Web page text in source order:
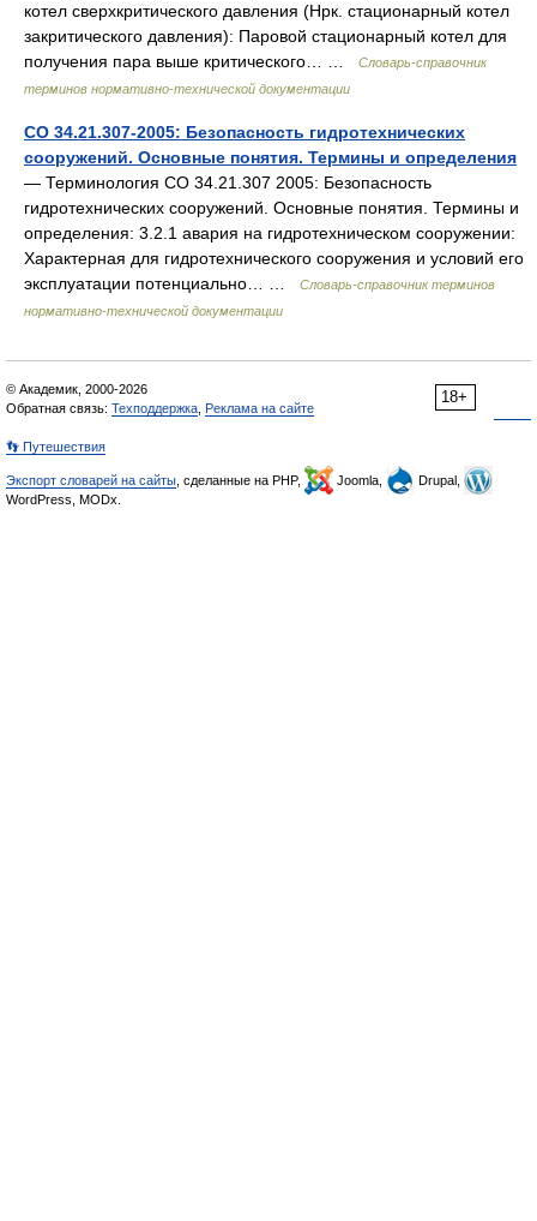
котел сверхкритического давления (Нрк. стационарный котел
закритического давления): Паровой стационарный котел для
получения пара выше критического… …
Словарь-справочник
терминов нормативно-технической документации
СО 34.21.307-2005: Безопасность гидротехнических
сооружений. Основные понятия. Термины и определения
— Терминология СО 34.21.307 2005: Безопасность
гидротехнических сооружений. Основные понятия. Термины и
определения: 3.2.1 авария на гидротехническом сооружении:
Характерная для гидротехнического сооружения и условий его
эксплуатации потенциально… …
Словарь-справочник терминов
нормативно-технической документации
18+
© Академик, 2000-2026
Обратная связь: Техподдержка Реклама на сайте
👣 Путешествия
Экспорт словарей на сайты , сделанные на PHP, Joomla,
Drupal,
WordPress, MODx.